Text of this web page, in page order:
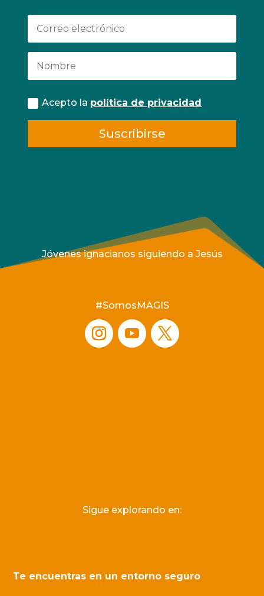
Acepto la política de privacidad
Suscribirse
Jóvenes ignacianos siguiendo a Jesús
#SomosMAGIS
Sigue explorando en:
Te encuentras en un entorno seguro